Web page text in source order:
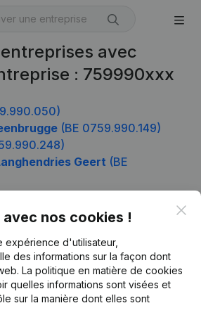
avec
: 759990xxx
(BE 0759.990.149)
Geert (BE
nos cookies !
expérience d'utilisateur,
des informations sur la façon dont
La politique en matière de cookies
quelles informations sont visées et
sur la manière dont elles sont
Informations d’entreprise
Monitoring